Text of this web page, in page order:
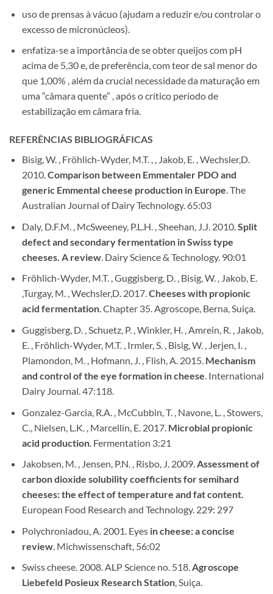
uso de prensas à vácuo (ajudam a reduzir e/ou controlar o
excesso de micronúcleos).
enfatiza-se a importância de se obter queijos com pH
acima de 5,30 e, de preferência, com teor de sal menor do
que 1,00% , além da crucial necessidade da maturação em
uma “câmara quente” , após o crítico período de
estabilização em câmara fria.
REFERÊNCIAS BIBLIOGRÁFICAS
Bisig, W. , Fröhlich-Wyder, M.T. , , Jakob, E. , Wechsler,D.
2010.Comparison between Emmentaler PDO and
generic Emmental cheese production in Europe. The
Australian Journal of Dairy Technology. 65:03
Daly, D.F.M. , McSweeney, P.L.H. , Sheehan, J.J. 2010. Split
defect and secondary fermentation in Swiss type
cheeses. A review. Dairy Science & Technology. 90:01
Fröhlich-Wyder, M.T. , Guggisberg, D. , Bisig, W. , Jakob, E.
,Turgay, M. , Wechsler,D. 2017.Cheeses with propionic
acid fermentation. Chapter 35. Agroscope, Berna, Suiça.
Guggisberg, D. , Schuetz, P. , Winkler, H. , Amrein, R. , Jakob,
E. , Fröhlich-Wyder, M.T. , Irmler, S. , Bisig, W. , Jerjen, I. ,
Plamondon, M. , Hofmann, J. , Flish, A. 2015.Mechanism
and control of the eye formation in cheese. International
Dairy Journal. 47:118.
Gonzalez-Garcia, R.A. , McCubbin, T. , Navone, L. , Stowers,
C., Nielsen, L.K. , Marcellin, E. 2017. Microbial propionic
acid production. Fermentation 3:21
Jakobsen, M. , Jensen, P.N. , Risbo, J. 2009.Assessment of
carbon dioxide solubility coefficients for semihard
cheeses: the effect of temperature and fat content.
European Food Research and Technology. 229: 297
Polychroniadou, A. 2001. Eyesin cheese: a concise
review. Michwissenschaft, 56:02
Swiss cheese. 2008. ALP Science no. 518.Agroscope
Liebefeld Posieux Research Station, Suiça.